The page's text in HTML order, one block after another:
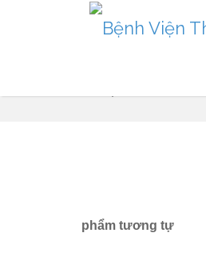
phẩm tương tự